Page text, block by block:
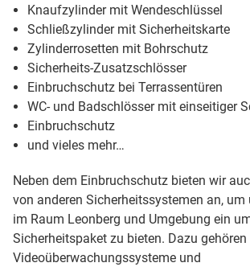
Knaufzylinder mit Wendeschlüssel
Schließzylinder mit Sicherheitskarte
Zylinderrosetten mit Bohrschutz
Sicherheits-Zusatzschlösser
Einbruchschutz bei Terrassentüren
WC- und Badschlösser mit einseitiger
Einbruchschutz
und vieles mehr…
Neben dem Einbruchschutz bieten wir
von anderen Sicherheitssystemen an, um
im Raum Leonberg und Umgebung ein
Sicherheitspaket zu bieten. Dazu gehören
Videoüberwachungssysteme und